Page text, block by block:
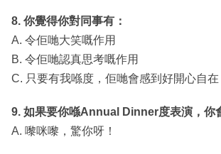
8. 你覺得你對同事有：
A. 令佢哋大笑嘅作用
B. 令佢哋認真思考嘅作用
C. 只要有我喺度，佢哋會感到好開心自在
9. 如果要你喺Annual Dinner度表演，你
A. 嚟咪嚟，驚你呀！